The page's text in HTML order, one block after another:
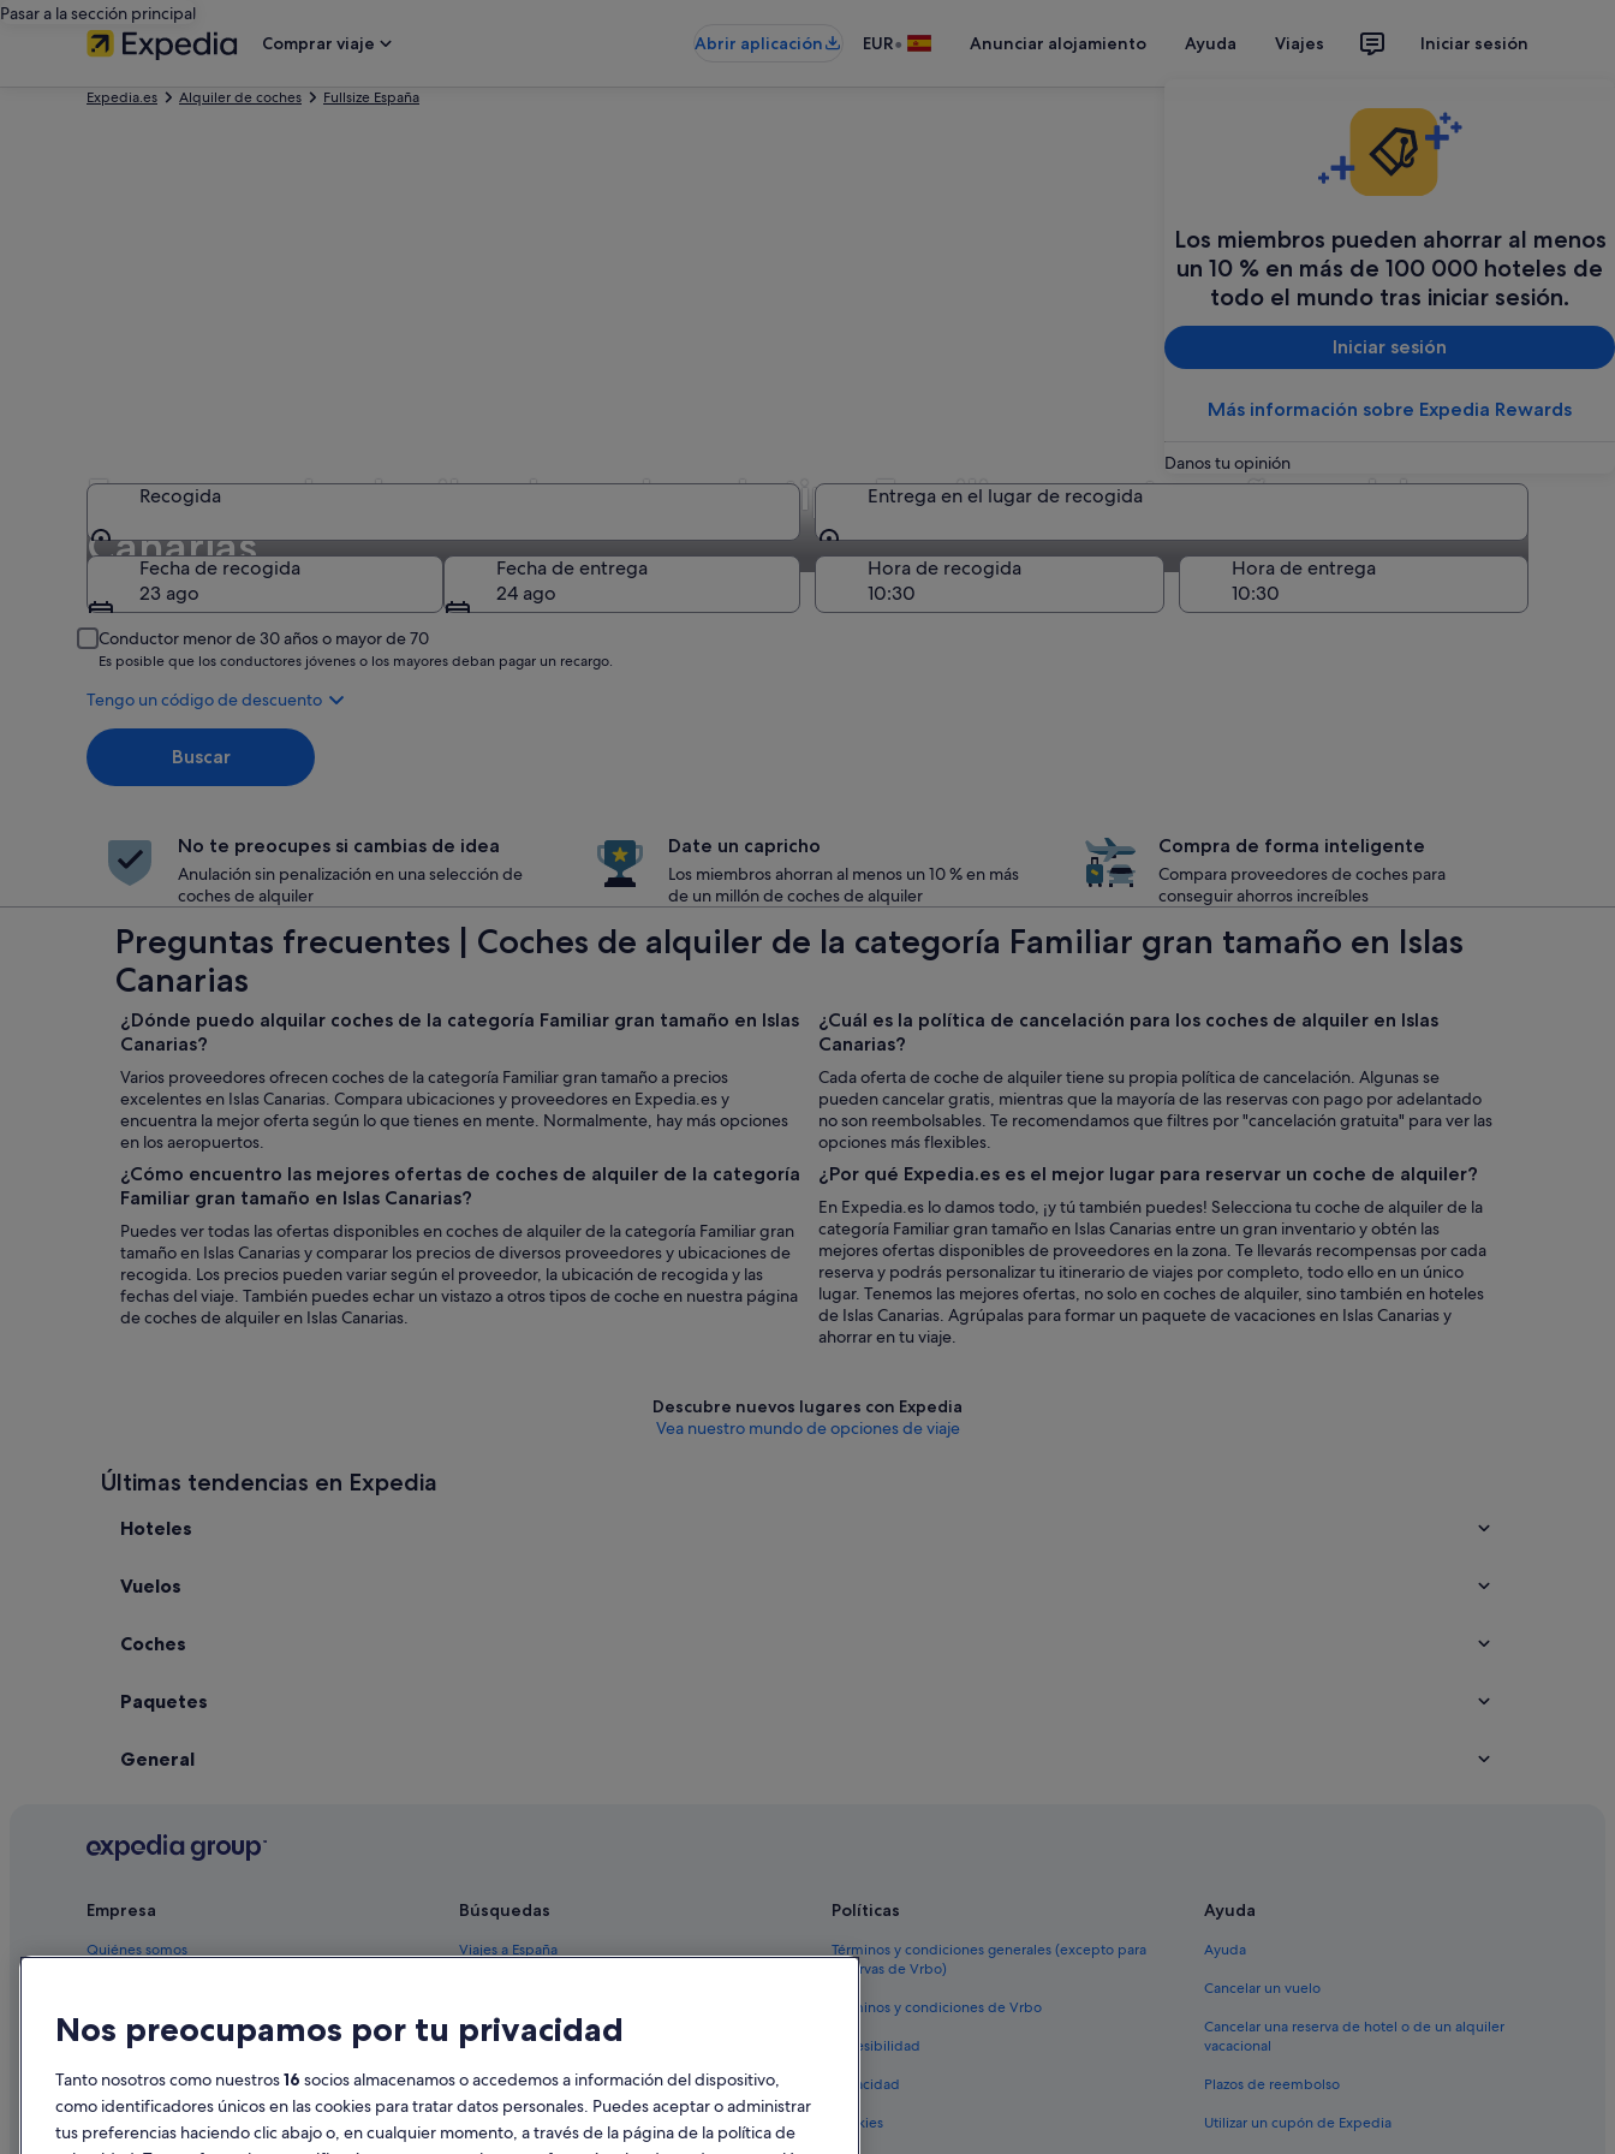
Pasar a la sección principal
Comprar viaje
Abrir aplicación EUR• Anunciar alojamiento Ayuda Viajes Iniciar sesión
Los miembros pueden ahorrar al menos
un 10 % en más de 100 000 hoteles de
todo el mundo tras iniciar sesión.
Iniciar sesión
Más información sobre Expedia Rewards
Danos tu opinión
Expedia.es Alquiler de coches Fullsize España
Empresas de alquiler de coches de tipo Familiar gran tamaño en Islas
Canarias
Recogida
Recogida
Entrega en el lugar de recogida
Entrega en el lugar de recogida
Fecha de recogida
23 ago
Fecha de entrega
24 ago
Hora de recogida Hora de entrega
Conductor menor de 30 años o mayor de 70
Es posible que los conductores jóvenes o los mayores deban pagar un recargo.
Tengo un código de descuento
Buscar
No te preocupes si cambias de idea
Anulación sin penalización en una selección de
coches de alquiler
Date un capricho
Los miembros ahorran al menos un 10 % en más
de un millón de coches de alquiler
Compra de forma inteligente
Compara proveedores de coches para
conseguir ahorros increíbles
Preguntas frecuentes | Coches de alquiler de la categoría Familiar gran tamaño en Islas
Canarias
¿Dónde puedo alquilar coches de la categoría Familiar gran tamaño en Islas
Canarias?
Varios proveedores ofrecen coches de la categoría Familiar gran tamaño a precios
excelentes en Islas Canarias. Compara ubicaciones y proveedores en Expedia.es y
encuentra la mejor oferta según lo que tienes en mente. Normalmente, hay más opciones
en los aeropuertos.
¿Cómo encuentro las mejores ofertas de coches de alquiler de la categoría
Familiar gran tamaño en Islas Canarias?
Puedes ver todas las ofertas disponibles en coches de alquiler de la categoría Familiar gran
tamaño en Islas Canarias y comparar los precios de diversos proveedores y ubicaciones de
recogida. Los precios pueden variar según el proveedor, la ubicación de recogida y las
fechas del viaje. También puedes echar un vistazo a otros tipos de coche en nuestra página
de coches de alquiler en Islas Canarias.
¿Cuál es la política de cancelación para los coches de alquiler en Islas
Canarias?
Cada oferta de coche de alquiler tiene su propia política de cancelación. Algunas se
pueden cancelar gratis, mientras que la mayoría de las reservas con pago por adelantado
no son reembolsables. Te recomendamos que filtres por "cancelación gratuita" para ver las
opciones más flexibles.
¿Por qué Expedia.es es el mejor lugar para reservar un coche de alquiler?
En Expedia.es lo damos todo, ¡y tú también puedes! Selecciona tu coche de alquiler de la
categoría Familiar gran tamaño en Islas Canarias entre un gran inventario y obtén las
mejores ofertas disponibles de proveedores en la zona. Te llevarás recompensas por cada
reserva y podrás personalizar tu itinerario de viajes por completo, todo ello en un único
lugar. Tenemos las mejores ofertas, no solo en coches de alquiler, sino también en hoteles
de Islas Canarias. Agrúpalas para formar un paquete de vacaciones en Islas Canarias y
ahorrar en tu viaje.
Descubre nuevos lugares con Expedia
Vea nuestro mundo de opciones de viaje
Últimas tendencias en Expedia
Hoteles
Vuelos
Coches
Paquetes
General
Empresa
Quiénes somos
Anuncia tu alojamiento
Prensa
Búsquedas
Viajes a España
Alquileres vacacionales España
Vuelos baratos en España
Alquiler de coches en España
Políticas
Términos y condiciones generales (excepto para
reservas de Vrbo)
Términos y condiciones de Vrbo
Accesibilidad
Privacidad
Cookies
Ayuda
Ayuda
Cancelar un vuelo
Cancelar una reserva de hotel o de un alquiler
vacacional
Plazos de reembolso
Utilizar un cupón de Expedia
Nos preocupamos por tu privacidad
Tanto nosotros como nuestros16 socios almacenamos o accedemos a información del dispositivo,
como identificadores únicos en las cookies para tratar datos personales. Puedes aceptar o administrar
tus preferencias haciendo clic abajo o, en cualquier momento, a través de la página de la política de